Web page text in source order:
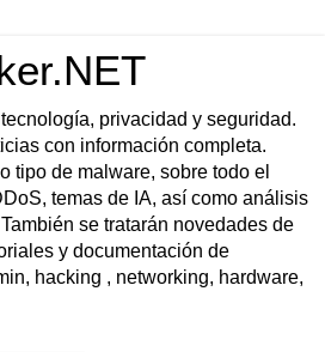
privacidad y seguridad.
con información completa.
tipo de malware, sobre todo el
temas de IA, así como análisis
se tratarán novedades de
y documentación de
hacking , networking, hardware,